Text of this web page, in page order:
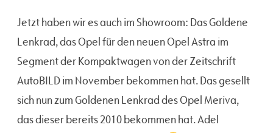
Jetzt haben wir es auch im Showroom: Das Goldene
Lenkrad, das Opel für den neuen Opel Astra im
Segment der Kompaktwagen von der Zeitschrift
AutoBILD im November bekommen hat. Das gesellt
sich nun zum Goldenen Lenkrad des Opel Meriva,
das dieser bereits 2010 bekommen hat. Adel